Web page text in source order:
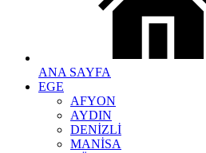
ANA SAYFA
EGE
AFYON
AYDIN
DENİZLİ
MANİSA